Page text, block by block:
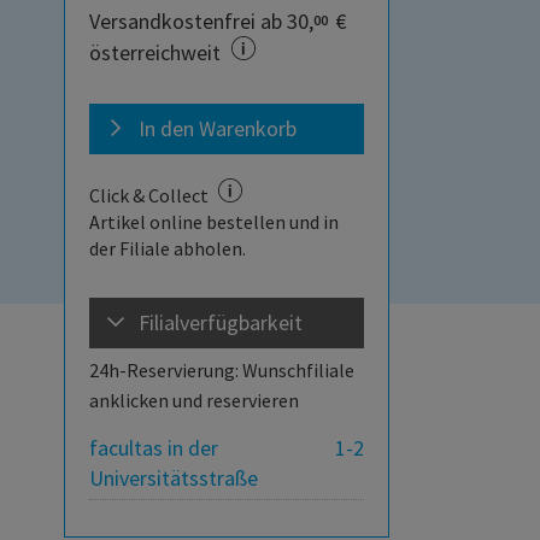
Versandkostenfrei ab 30,00 €
österreichweit
In den Warenkorb
Click & Collect
Artikel online bestellen und in
der Filiale abholen.
Filialverfügbarkeit
24h-Reservierung: Wunschfiliale
anklicken und reservieren
1-2
facultas in der
Universitätsstraße